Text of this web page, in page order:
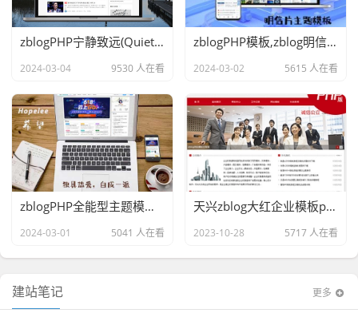
zblogPHP宁静致远(Quietlee)自媒体博客主题模板
2024-03-04 9530 人在看
zblogPHP模板,zblog明信片主题模板cardslee
2024-03-02 5615 人在看
zblogPHP全能型主题模板希望（Hopelee）
2024-03-01 5041 人在看
天兴zblog大红企业模板php版,zblog主题模板下载
2023-10-28 5717 人在看
建站笔记 更多